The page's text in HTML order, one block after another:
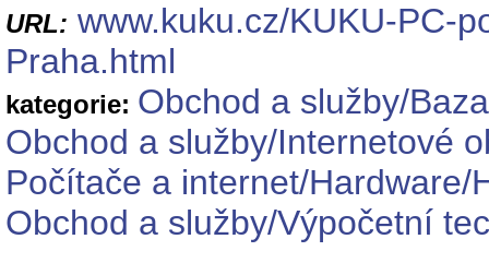
URL: www.kuku.cz/KUKU-PC-
Praha.html
kategorie: Obchod a služby/
Obchod a služby/Internetové
Počítače a internet/
Obchod a služby/Výpočetní